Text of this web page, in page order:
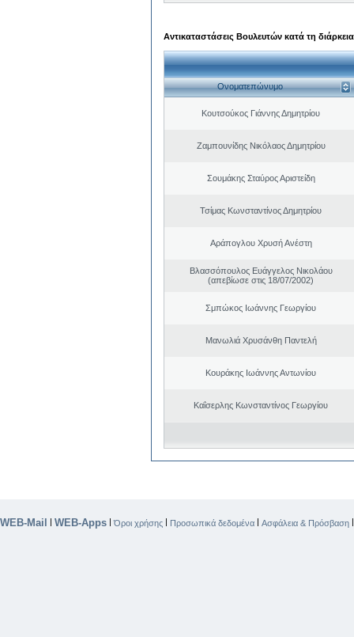
Αντικαταστάσεις Βουλευτών κατά τη
Ονοματεπώνυμο
Κουτσούκος Γιάννης Δημητρίου
Ζαμπουνίδης Νικόλαος Δημητρίου
Σουμάκης Σταύρος Αριστείδη
Τσίμας Κωνσταντίνος Δημητρίου
Αράπογλου Χρυσή Ανέστη
Βλασσόπουλος Ευάγγελος Νικολάου
(απεβίωσε στις 18/07/2002)
Σμπώκος Ιωάννης Γεωργίου
Μανωλιά Χρυσάνθη Παντελή
Κουράκης Ιωάννης Αντωνίου
Καΐσερλης Κωνσταντίνος Γεωργίου
WEB-Mail | WEB-Apps |Όροι χρήσης | Προσωπικά δεδομένα | Ασφάλεια & Πρόσβαση